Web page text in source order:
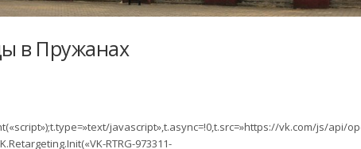
в Пружанах
javascript»,t.async=!0,t.src=»https://vk.com/js/api/
RTRG-973311-